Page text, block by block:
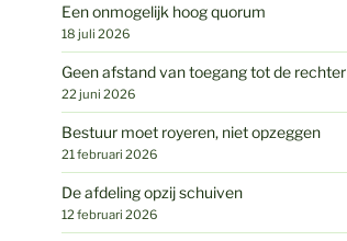
Een onmogelijk hoog quorum
18 juli 2026
Geen afstand van toegang tot de rechter
22 juni 2026
Bestuur moet royeren, niet opzeggen
21 februari 2026
De afdeling opzij schuiven
12 februari 2026